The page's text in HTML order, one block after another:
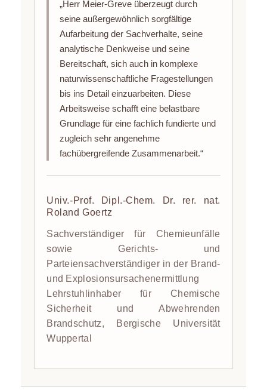
„Herr Meier-Greve überzeugt durch
seine außergewöhnlich sorgfältige
Aufarbeitung der Sachverhalte, seine
analytische Denkweise und seine
Bereitschaft, sich auch in komplexe
naturwissenschaftliche Fragestellungen
bis ins Detail einzuarbeiten. Diese
Arbeitsweise schafft eine belastbare
Grundlage für eine fachlich fundierte und
zugleich sehr angenehme
fachübergreifende Zusammenarbeit.“
Univ.-Prof. Dipl.-Chem. Dr. rer. nat.
Roland Goertz
Sachverständiger für Chemieunfälle
sowie Gerichts- und
Parteiensachverständiger in der Brand-
und Explosionsursachenermittlung
Lehrstuhlinhaber für Chemische
Sicherheit und Abwehrenden
Brandschutz, Bergische Universität
Wuppertal